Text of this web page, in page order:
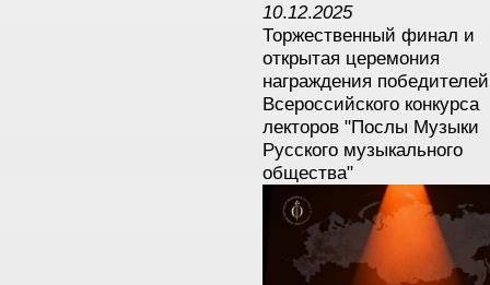
10.12.2025
Торжественный финал и
открытая церемония
награждения
Всероссийского конкурса
лекторов "Послы Музыки
Русского музыкального
общества"